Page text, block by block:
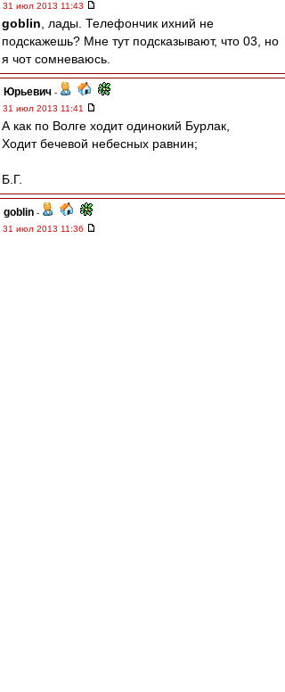
31 июл 2013 11:43
goblin , лады. Телефончик ихний не
подскажешь? Мне тут подсказывают, что 03, но
я чот сомневаюсь.
Юрьевич -
31 июл 2013 11:41
А как по Волге ходит одинокий Бурлак,
Ходит бечевой небесных равнин;
Б.Г.
goblin -
31 июл 2013 11:36